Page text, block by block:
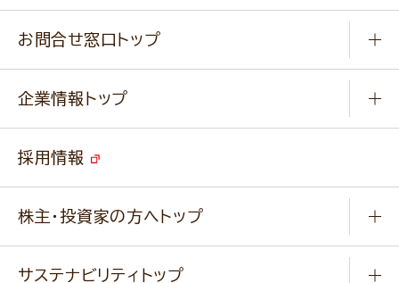
通販サイト一覧
みなさまのレシピはこちら
ふっくらパンをつくりましょう
キャンペーン
ニップンの アマニ 業務用サイト
ベジカフェブランドサイト
お問合せ窓口トップ
改善事例
業務用商品のお問合せ
企業情報トップ
事業紹介
経営理念・経営方針・行動規範・行動指針
採用情報
株主・投資家の方へトップ
サステナビリティトップ